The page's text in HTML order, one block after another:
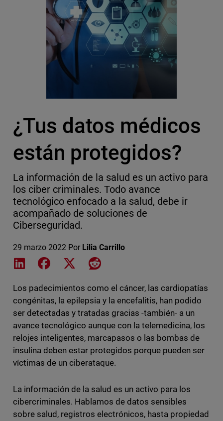
¿Tus datos médicos
están protegidos?
La información de la salud es un activo para
los ciber criminales. Todo avance
tecnológico enfocado a la salud, debe ir
acompañado de soluciones de
Ciberseguridad.
29 marzo 2022 Por Lilia Carrillo
Share on LinkedIn
Share on Facebook
Share on XShare on Reddit
Los padecimientos como el cáncer, las cardiopatías
congénitas, la epilepsia y la encefalitis, han podido
ser detectadas y tratadas gracias -también- a un
avance tecnológico aunque con la telemedicina, los
relojes inteligentes, marcapasos o las bombas de
insulina deben estar protegidos porque pueden ser
víctimas de un ciberataque.
La información de la salud es un activo para los
cibercriminales. Hablamos de datos sensibles
sobre salud, registros electrónicos, hasta propiedad